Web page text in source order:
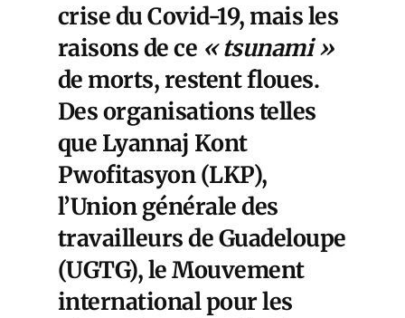
crise du Covid-19, mais les
raisons de ce « tsunami »
de morts, restent floues.
Des organisations telles
que Lyannaj Kont
Pwofitasyon (LKP),
l’Union générale des
travailleurs de Guadeloupe
(UGTG), le Mouvement
international pour les